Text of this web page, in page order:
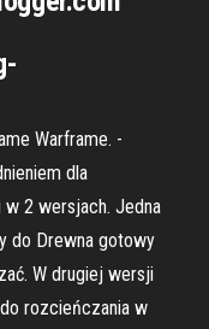
Warframe. -
dla
2 wersjach. Jedna
do Drewna gotowy
W drugiej wersji
rozcieńczania w